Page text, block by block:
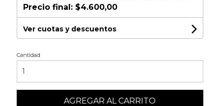
Precio final: $4.600,00
Ver cuotas y descuentos
Cantidad
AGREGAR AL CARRITO